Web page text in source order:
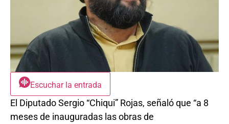
Escuchar la entrada
El Diputado Sergio “Chiqui” Rojas, señaló que “a 8
meses de inauguradas las obras de